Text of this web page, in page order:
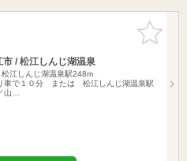
お気に入
りに追加
市 / 松江しんじ湖温泉
松江しんじ湖温泉駅248m
車で１０分 または 松江しんじ湖温泉駅
山…